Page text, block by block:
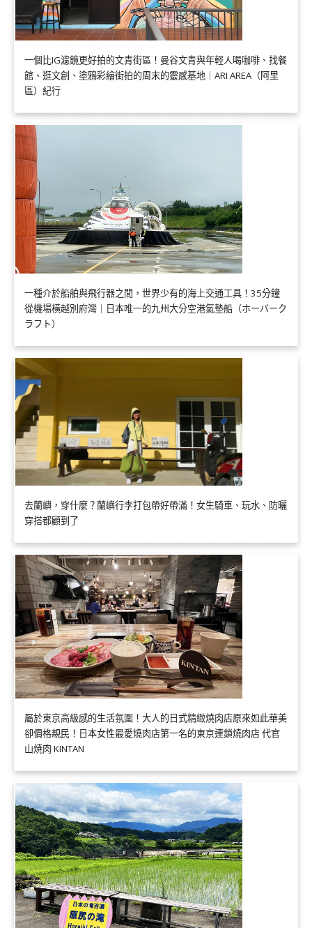
一個比IG濾鏡更好拍的文青街區！曼谷文青與年輕人喝咖啡、找餐
館、逛文創、塗鴉彩繪街拍的周末的靈感基地｜ARI AREA（阿里
區）紀行
一種介於船舶與飛行器之間，世界少有的海上交通工具！35分鐘
從機場橫越別府灣｜日本唯一的九州大分空港氣墊船（ホーバーク
ラフト）
去蘭嶼，穿什麼？蘭嶼行李打包帶好帶滿！女生騎車、玩水、防曬
穿搭都顧到了
屬於東京高級感的生活氛圍！大人的日式精緻燒肉店原來如此華美
卻價格親民！日本女性最愛燒肉店第一名的東京連鎖燒肉店 代官
山焼肉 KINTAN